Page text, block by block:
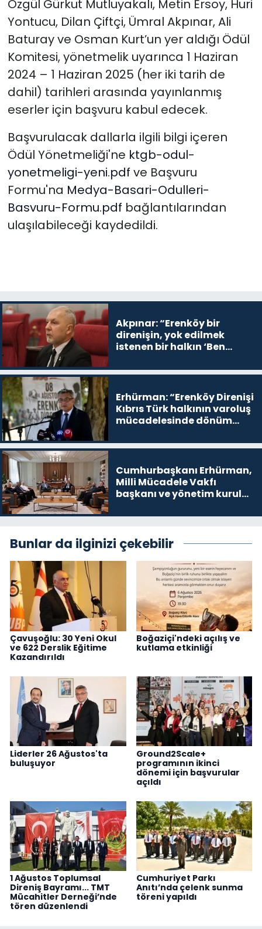
Özgül Gürkut Mutluyakalı, Metin Ersoy, Huri
Yontucu, Dilan Çiftçi, Ümral Akpınar, Ali
Baturay ve Osman Kurt’un yer aldığı Ödül
Komitesi, yönetmelik uyarınca 1 Haziran
2024 – 1 Haziran 2025 (her iki tarih de
dahil) tarihleri arasında yayınlanmış
eserler için başvuru kabul edecek.
Başvurulacak dallarla ilgili bilgi içeren
Ödül Yönetmeliği'ne ktgb-odul-
yonetmeligi-yeni.pdf ve Başvuru
Formu'na Medya-Basari-Odulleri-
Basvuru-Formu.pdf bağlantılarından
ulaşılabileceği kaydedildi.
Akpınar: “Erenköy bir
direnişin, yok edilmek
istenen bir halkın ‘Ben
devam edeceğim’ dediği
Erhürman: “Erenköy Direnişi
Kıbrıs Türk halkının varoluş
mücadelesinde dönüm
Cumhurbaşkanı Erhürman,
Milli Mücadele Vakfı
başkanı ve yönetim kurulu
Bunlar da ilginizi çekebilir
Çavuşoğlu: 30 Yeni Okul
ve 622 Derslik Eğitime
Kazandırıldı
Boğaziçi'ndeki açılış ve
kutlama etkinliği
Liderler 26 Ağustos'ta
buluşuyor
Ground2Scale+
programının ikinci
dönemi için başvurular
açıldı
1 Ağustos Toplumsal
Direniş Bayramı... TMT
Mücahitler Derneği’nde
tören düzenlendi
Cumhuriyet Parkı
Anıtı’nda çelenk sunma
töreni yapıldı